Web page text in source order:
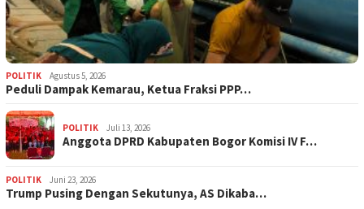
POLITIK Agustus 5, 2026
‎Peduli Dampak Kemarau, Ketua Fraksi PPP…
POLITIK Juli 13, 2026
Anggota DPRD Kabupaten Bogor Komisi IV F…
POLITIK Juni 23, 2026
Trump Pusing Dengan Sekutunya, AS Dikaba…